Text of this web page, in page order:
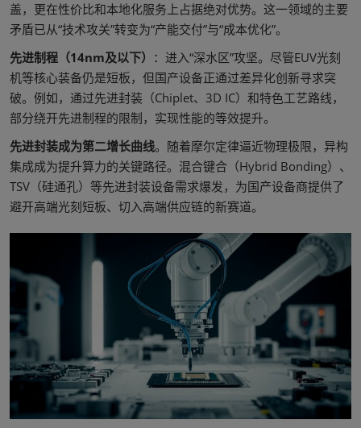
盖，更在性价比和本地化服务上占据绝对优势。这一领域的主要
矛盾已从“技术攻关”转变为“产能交付”与“成本优化”。
先进制程（14nm及以下） ：进入“深水区”攻坚。尽管EUV光刻
机等核心装备仍是短板，但国产设备正通过差异化创新寻求突
破。例如，通过先进封装（Chiplet、3D IC）和特色工艺路线，
部分绕开先进制程的限制，实现性能的等效提升。
先进封装成为第二增长曲线。随着摩尔定律逼近物理极限，异构
集成成为提升算力的关键路径。混合键合（Hybrid Bonding）、
TSV（硅通孔）等先进封装设备需求爆发，为国产设备商提供了
避开高端光刻短板、切入高端供应链的新赛道。